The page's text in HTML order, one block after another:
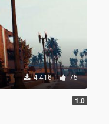
4 416 75
1.0